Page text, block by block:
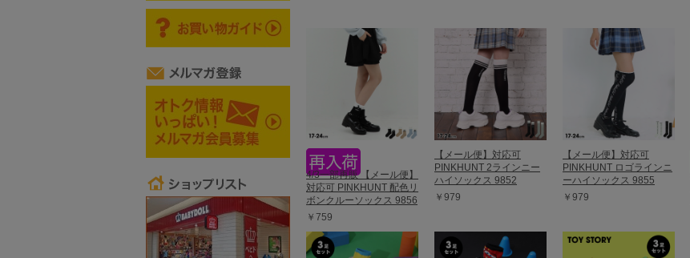
4/3一部再販 【メール便】
対応可 PINKHUNT 配色リ
ボンクルーソックス 9856
￥759
【メール便】対応可
PINKHUNT 2ラインニー
ハイソックス 9852
￥979
【メール便】対応可
PINKHUNT ロゴラインニ
ーハイソックス 9855
￥979